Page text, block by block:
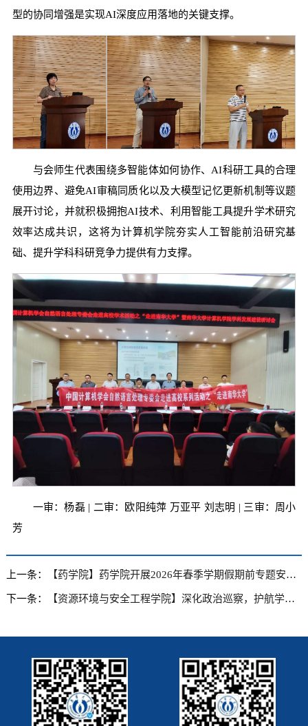
型的协同增强是实现AI深度应用落地的关键支撑。
与会师生代表围绕多智能体如何协作、AI科研工具的合理
使用边界、避免AI审稿同质化以及大模型记忆更新机制等议题
展开讨论，并就积极拥抱AI技术、利用智能工具提升学术研究
效率达成共识，这将为计算机学院夯实人工智能前沿研究基
础、提升学科科研竞争力提供有力支撑。
一审：杨磊 | 二审：欧阳纯萍 万亚平 刘志明 | 三审：周小
芳
上一条： 【药学院】药学院开展2026年春季学期假期前专题安全教育会
下一条： 【资源环境与安全工程学院】深化政治巡察，护航学院发展——校党委第三巡察组进驻资源环境与安全工程学院召开巡察工作动员会